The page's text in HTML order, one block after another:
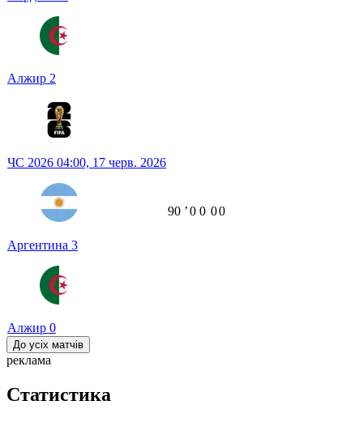
Алжир 2
ЧС 2026 04:00, 17 черв. 2026
Аргентина 3
Алжир 0
90 ʼ0 0 00
До усіх матчів
реклама
Статистика